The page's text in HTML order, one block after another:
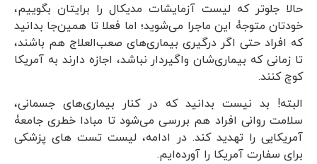
حالا جلوتر که لیست آزمایشات مدیکال را برایتان بگوییم،
خودتان متوجۀ این ماجرا می‌شوید؛ اما فعلا تا همین‌جا بدانید
که افراد حتی اگر درگیری بیماری‌های صعب‌العلاج هم باشند،
تا زمانی که بیماری‌شان واگیردار نباشد، اجازه دارند به آمریکا
کوچ کنند.
البته! بد نیست بدانید که در کنار بیماری‌های جسمانی،
سلامت روانی افراد هم بررسی می‌شود تا مبادا خطری جامعۀ
آمریکایی را تهدید کند. در ادامه، لیست تست های پزشکی
برای سفارت آمریکا را آورده‌ایم.